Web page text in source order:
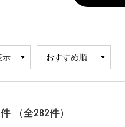
件 （全282件）